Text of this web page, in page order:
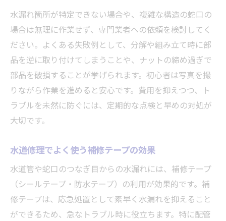
水漏れ箇所が特定できない場合や、複雑な構造の蛇口の
場合は無理に作業せず、専門業者への依頼を検討してく
ださい。よくある失敗例として、分解や組み立て時に部
品を逆に取り付けてしまうことや、ナットの締め過ぎで
部品を破損することが挙げられます。初心者は写真を撮
りながら作業を進めると安心です。費用を抑えつつ、ト
ラブルを未然に防ぐには、定期的な点検と早めの対処が
大切です。
水道修理でよく使う補修テープの効果
水道管や蛇口のつなぎ目からの水漏れには、補修テープ
（シールテープ・防水テープ）の利用が効果的です。補
修テープは、応急処置として素早く水漏れを抑えること
ができるため、急なトラブル時に役立ちます。特に配管